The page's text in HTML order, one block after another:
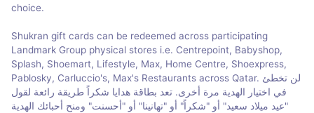
choice.
Shukran gift cards can be redeemed across participating
Landmark Group physical stores i.e. Centrepoint, Babyshop,
Splash, Shoemart, Lifestyle, Max, Home Centre, Shoexpress,
Pablosky, Carluccio's, Max's Restaurants across Qatar. لن تخطئ
في اختيار الهدية مرة أخرى. تعد بطاقة هدايا شكراً طريقة رائعة لقول
"عيد ميلاد سعيد" أو "شكراً" أو "تهانينا" أو "أحسنت" ومنح أحبائك الهدية